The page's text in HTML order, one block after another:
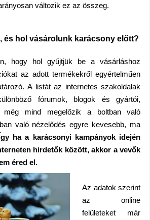
változik ez az összeg.
és hol vásárolunk karácsony előtt?
hogy hol gyűjtjük be a vásárláshoz
az adott termékekről egyértelműen
A listát az internetes szakoldalak
fórumok, blogok és gyártói,
még mind megelőzik a boltban való
való nézelődés egyre kevesebb, ma
ha a karácsonyi kampányok idején
hirdetők között, akkor a vevők
éred el.
Az adatok szerint
az online
felületeket már